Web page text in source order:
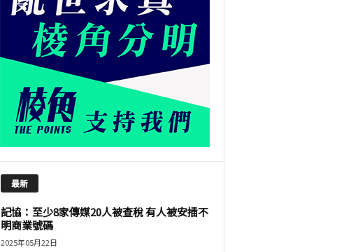
最新
記協：至少8家傳媒20人被查稅 有人被安插不
明商業號碼
2025年05月22日